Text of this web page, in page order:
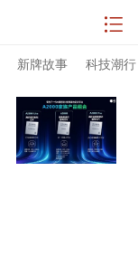
新牌故事 科技潮行